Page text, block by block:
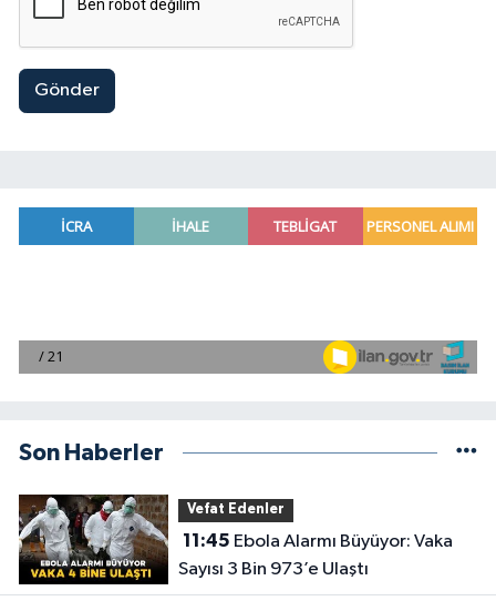
Gönder
Son Haberler
Vefat Edenler
11:45
Sayısı 3 Bin 973’e Ulaştı